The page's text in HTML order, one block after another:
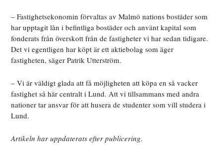
– Fastighetsekonomin förvaltas av Malmö nations bostäder som
har upptagit lån i befintliga bostäder och använt kapital som
fonderats från överskott från de fastigheter vi har sedan tidigare.
Det vi egentligen har köpt är ett aktiebolag som äger
fastigheten, säger Patrik Utterström.
– Vi är väldigt glada att få möjligheten att köpa en så vacker
fastighet så här centralt i Lund. Att vi tillsammans med andra
nationer tar ansvar för att husera de studenter som vill studera i
Lund.
Artikeln har uppdaterats efter publicering.